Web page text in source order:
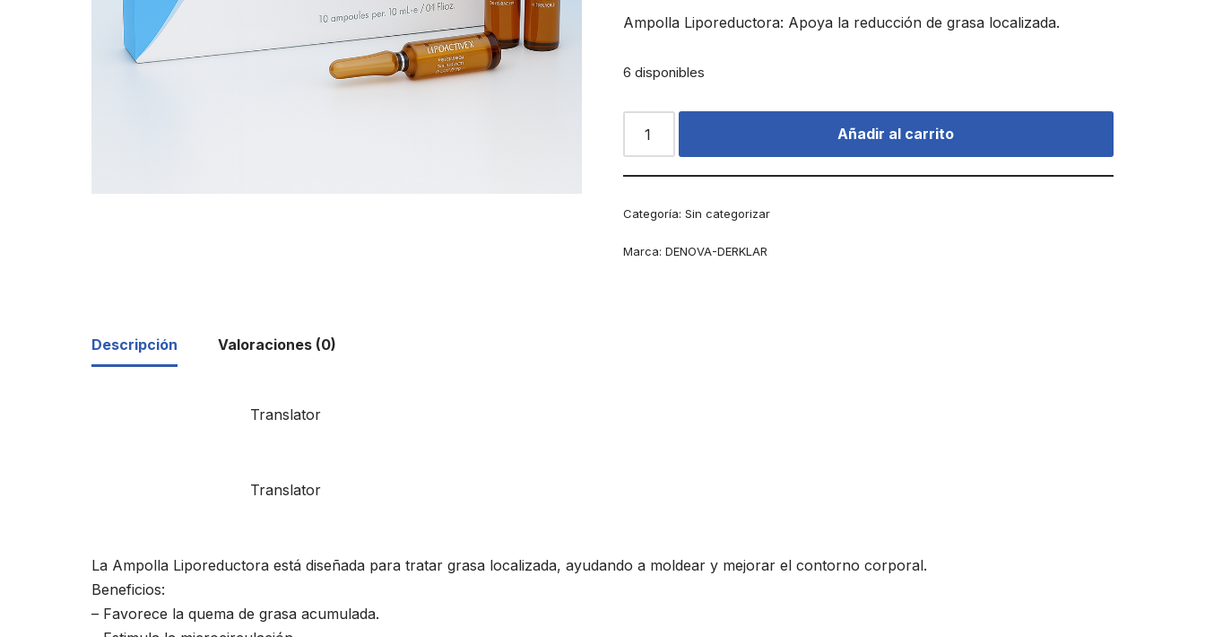
Ampolla Liporeductora: Apoya la reducción de grasa localizada.
6 disponibles
Añadir al carrito
Categoría: Sin categorizar
Marca: DENOVA-DERKLAR
Descripción Valoraciones (0)
Translator
Translator
La Ampolla Liporeductora está diseñada para tratar grasa localizada, ayudando a moldear y mejorar el contorno corporal.
Beneficios:
– Favorece la quema de grasa acumulada.